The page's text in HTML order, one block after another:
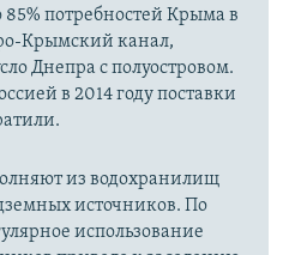
потребностей Крыма в
Крымский канал,
Днепра с полуостровом.
в 2014 году поставки
из водохранилищ
источников. По
использование